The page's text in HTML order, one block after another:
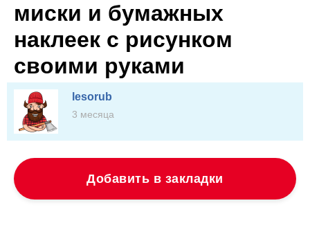
миски и бумажных
наклеек с рисунком
своими руками
lesorub
3 месяца
Добавить в закладки